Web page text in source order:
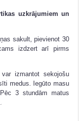
uzkrājumiem un
sakult, pievienot 30
izdzert arī pirms
izmantot sekojošu
medus. Iegūto masu
3 stundām matus